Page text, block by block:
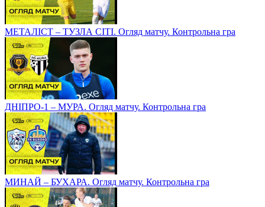
МЕТАЛІСТ – ТУЗЛА СІТІ. Огляд матчу. Контрольна гра
ДНІПРО-1 – МУРА. Огляд матчу. Контрольна гра
МИНАЙ – БУХАРА. Огляд матчу. Контрольна гра